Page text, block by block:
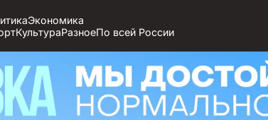
Экономика
КультураРазноеПо всей России